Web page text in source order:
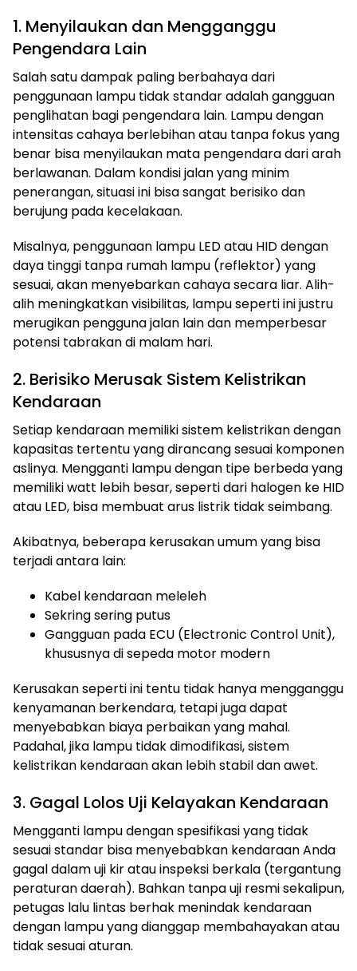
1. Menyilaukan dan Mengganggu
Pengendara Lain
Salah satu dampak paling berbahaya dari
penggunaan lampu tidak standar adalah gangguan
penglihatan bagi pengendara lain. Lampu dengan
intensitas cahaya berlebihan atau tanpa fokus yang
benar bisa menyilaukan mata pengendara dari arah
berlawanan. Dalam kondisi jalan yang minim
penerangan, situasi ini bisa sangat berisiko dan
berujung pada kecelakaan.
Misalnya, penggunaan lampu LED atau HID dengan
daya tinggi tanpa rumah lampu (reflektor) yang
sesuai, akan menyebarkan cahaya secara liar. Alih-
alih meningkatkan visibilitas, lampu seperti ini justru
merugikan pengguna jalan lain dan memperbesar
potensi tabrakan di malam hari.
2. Berisiko Merusak Sistem Kelistrikan
Kendaraan
Setiap kendaraan memiliki sistem kelistrikan dengan
kapasitas tertentu yang dirancang sesuai komponen
aslinya. Mengganti lampu dengan tipe berbeda yang
memiliki watt lebih besar, seperti dari halogen ke HID
atau LED, bisa membuat arus listrik tidak seimbang.
Akibatnya, beberapa kerusakan umum yang bisa
terjadi antara lain:
Kabel kendaraan meleleh
Sekring sering putus
Gangguan pada ECU (Electronic Control Unit),
khususnya di sepeda motor modern
Kerusakan seperti ini tentu tidak hanya mengganggu
kenyamanan berkendara, tetapi juga dapat
menyebabkan biaya perbaikan yang mahal.
Padahal, jika lampu tidak dimodifikasi, sistem
kelistrikan kendaraan akan lebih stabil dan awet.
3. Gagal Lolos Uji Kelayakan Kendaraan
Mengganti lampu dengan spesifikasi yang tidak
sesuai standar bisa menyebabkan kendaraan Anda
gagal dalam uji kir atau inspeksi berkala (tergantung
peraturan daerah). Bahkan tanpa uji resmi sekalipun,
petugas lalu lintas berhak menindak kendaraan
dengan lampu yang dianggap membahayakan atau
tidak sesuai aturan.